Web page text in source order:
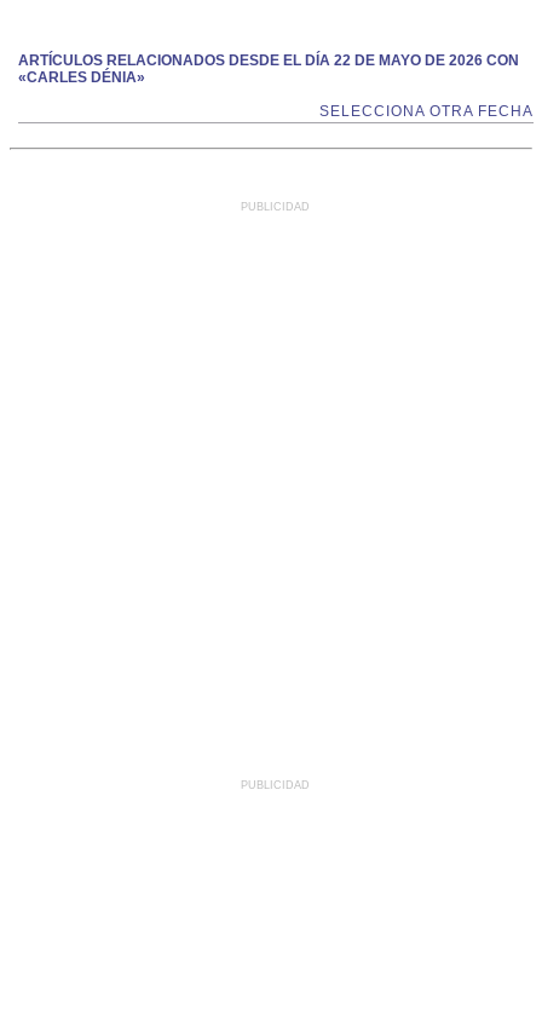
ARTÍCULOS RELACIONADOS DESDE EL DÍA 22 DE MAYO DE 2026 CON
«CARLES DÉNIA»
SELECCIONA OTRA FECHA
PUBLICIDAD
PUBLICIDAD